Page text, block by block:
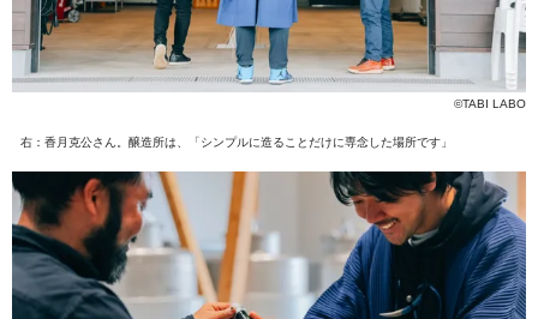
©TABI LABO
右：香月克公さん。醸造所は、「シンプルに造ることだけに専念した場所です」